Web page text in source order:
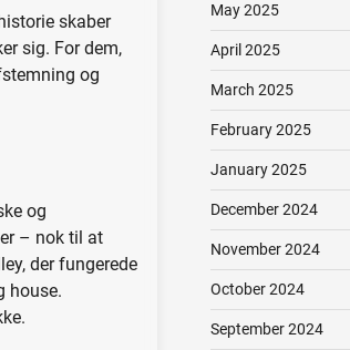
skaber
sig. For dem,
og
og
– nok til at
der fungerede
house.
May 2025
April 2025
March 2025
February 2025
January 2025
December 2024
November 2024
October 2024
September 2024